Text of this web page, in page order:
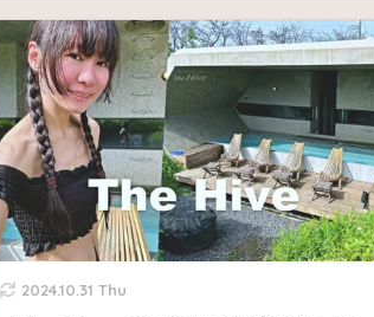
2024.10.31 Thu